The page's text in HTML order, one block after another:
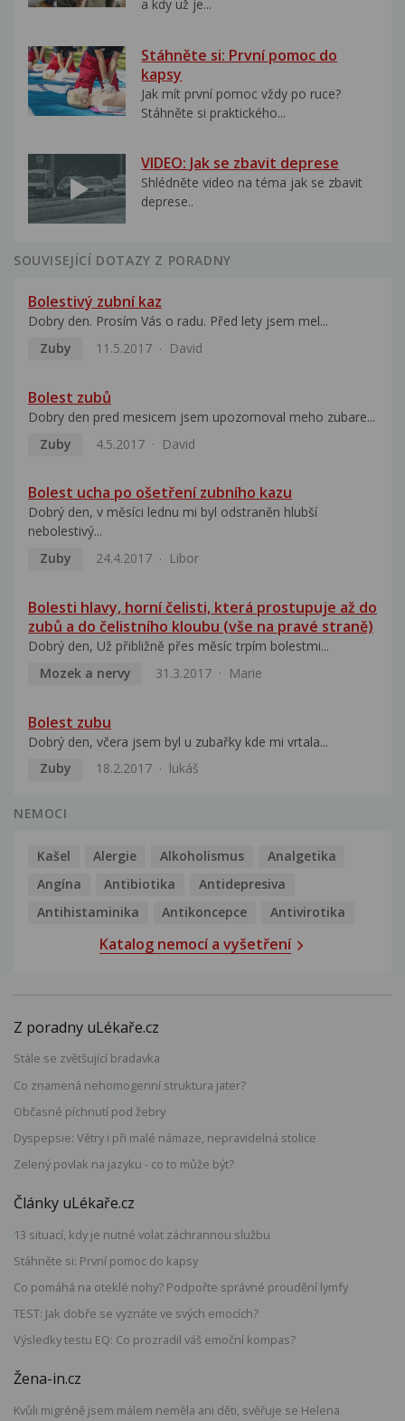
a kdy už je...
Stáhněte si: První pomoc do
kapsy
Jak mít první pomoc vždy po ruce?
Stáhněte si praktického...
VIDEO: Jak se zbavit deprese
Shlédněte video na téma jak se zbavit
deprese..
SOUVISEJÍCÍ DOTAZY Z PORADNY
Bolestivý zubní kaz
Dobry den. Prosím Vás o radu. Před lety jsem mel...
Zuby
11.5.2017 David
Bolest zubů
Dobry den pred mesicem jsem upozornoval meho zubare...
Zuby
4.5.2017 David
Bolest ucha po ošetření zubního kazu
Dobrý den, v měsíci lednu mi byl odstraněn hlubší
nebolestivý...
Zuby
24.4.2017 Libor
Bolesti hlavy, horní čelisti, která prostupuje až do
zubů a do čelistního kloubu (vše na pravé straně)
Dobrý den, Už přibližně přes měsíc trpím bolestmi...
Mozek a nervy
31.3.2017 Marie
Bolest zubu
Dobrý den, včera jsem byl u zubařky kde mi vrtala...
Zuby
18.2.2017 lukáš
NEMOCI
Kašel Alergie Alkoholismus
Analgetika
Angína
Antibiotika
Antidepresiva
Antihistaminika
Antikoncepce Antivirotika
Katalog nemocí a vyšetření
Z poradny uLékaře.cz
Stále se zvětšující bradavka
Co znamená nehomogenní struktura jater?
Občasné píchnutí pod žebry
Dyspepsie: Větry i při malé námaze, nepravidelná stolice
Zelený povlak na jazyku - co to může být?
Články uLékaře.cz
13 situací, kdy je nutné volat záchrannou službu
Stáhněte si: První pomoc do kapsy
Co pomáhá na oteklé nohy? Podpořte správné proudění lymfy
TEST: Jak dobře se vyznáte ve svých emocích?
Výsledky testu EQ: Co prozradil váš emoční kompas?
Žena-in.cz
Kvůli migréně jsem málem neměla ani děti, svěřuje se Helena